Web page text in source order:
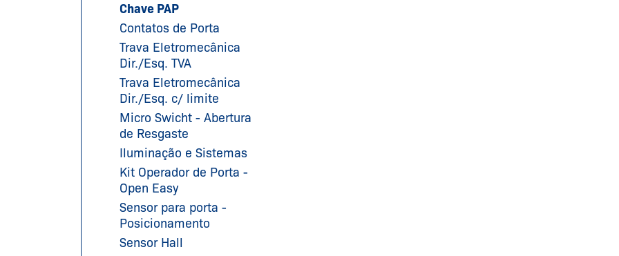
Chave PAP
Contatos de Porta
Trava Eletromecânica
Dir./Esq. TVA
Trava Eletromecânica
Dir./Esq. c/ limite
Micro Swicht - Abertura
de Resgaste
Iluminação e Sistemas
Kit Operador de Porta -
Open Easy
Sensor para porta -
Posicionamento
Sensor Hall